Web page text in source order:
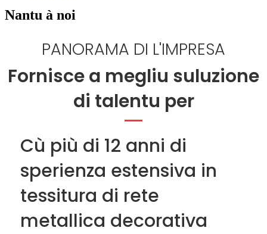
Nantu à noi
PANORAMA DI L'IMPRESA
Fornisce a megliu suluzione
di talentu per
Cù più di 12 anni di
sperienza estensiva in
tessitura di rete
metallica decorativa